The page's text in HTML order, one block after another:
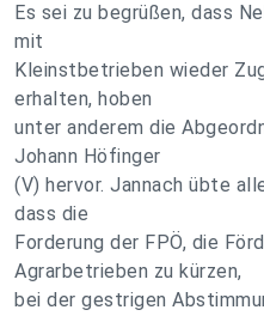
Es sei zu begrüßen, dass
mit
Kleinstbetrieben wieder
erhalten, hoben
unter anderem die
Johann Höfinger
(V) hervor. Jannach übte
dass die
Forderung der FPÖ, die
Agrarbetrieben zu kürzen,
bei der gestrigen